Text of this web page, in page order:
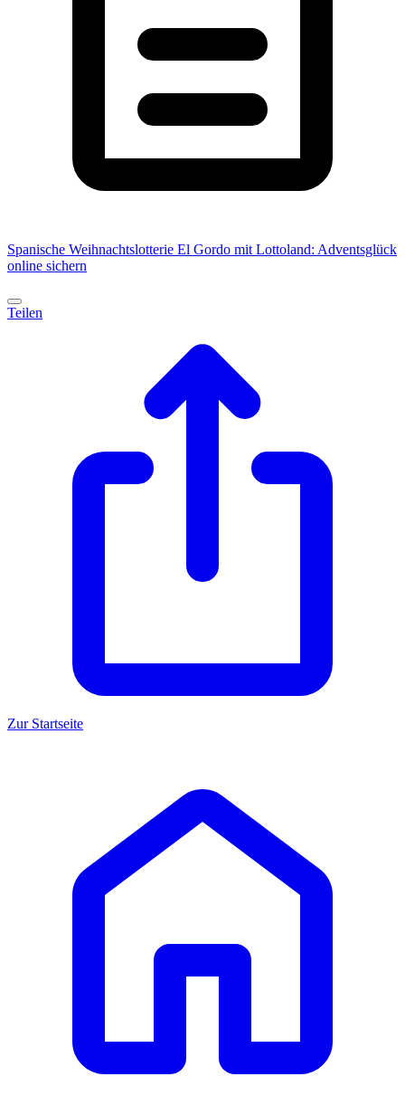
Spanische Weihnachtslotterie El Gordo mit Lottoland: Adventsglück
online sichern
Teilen
Zur Startseite